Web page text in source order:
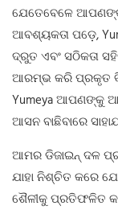
ଯେତେବେଳେ
ଆବଶ୍ୟକତା ପଡ଼େ,
ଦ୍ରୁତ ଏବଂ ସଠିକତା
ଆରମ୍ଭ କରି ପ୍ରକୃତ
Yumeya ଆପଣଙ୍କୁ
ଆସନ ବାଛିବାରେ
ଆମର ଡିଜାଇନ୍ ଦଳ
ଯାହା ନିଶ୍ଚିତ କରେ
ଶୈଳୀକୁ ପ୍ରତିଫଳିତ